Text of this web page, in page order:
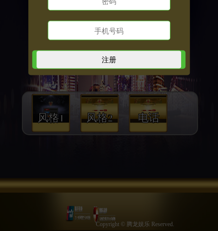
风格1 风格2 电话
Copyright © 腾龙娱乐 Reserved.